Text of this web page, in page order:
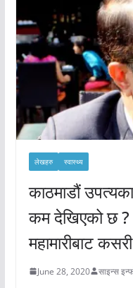
लेखहरु स्वास्थ्य
काठमाडौं
कम देखिएको छ ?
महामारीबाट
June 28, 2020 साइन्स